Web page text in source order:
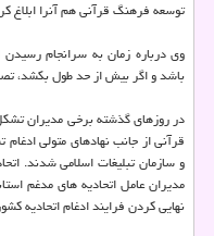
توسعه فرهنگ قرآنی هم آنرا ابلاغ
وی درباره زمان به سرانجام رسیدن
باشد و اگر بیش از حد طول بكشد،
در روزهای گذشته برخی مدیران
قرآنی از جانب نهادهای متولی
و سازمان تبلیغات اسلامی شدند.
مدیران عامل اتحادیه های مدغم
نهایی كردن فرایند ادغام اتحادیه